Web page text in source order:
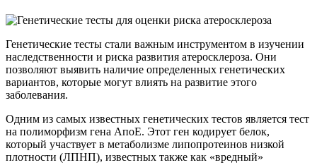
Генетические тесты стали важным инструментом в изучении
наследственности и риска развития атеросклероза. Они
позволяют выявить наличие определенных генетических
вариантов, которые могут влиять на развитие этого
заболевания.
Одним из самых известных генетических тестов является тест
на полиморфизм гена АпоЕ. Этот ген кодирует белок,
который участвует в метаболизме липопротеинов низкой
плотности (ЛПНП), известных также как «вредный»